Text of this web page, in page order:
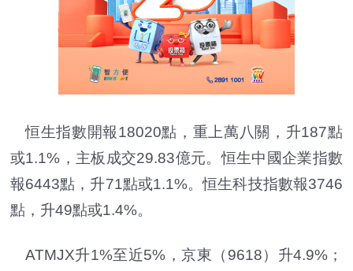
恒生指數開報18020點，重上萬八關，升187點
或1.1%，主板成交29.83億元。恒生中國企業指數
報6443點，升71點或1.1%。恒生科技指數報3746
點，升49點或1.4%。
ATMJX升1%至近5%，京東（9618）升4.9%；